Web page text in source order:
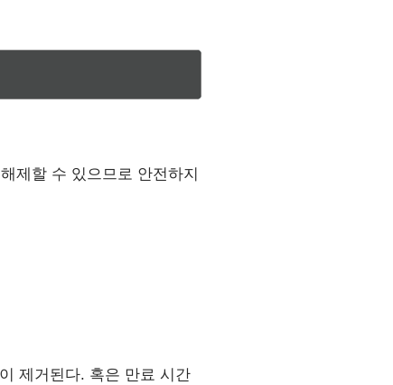
제할 수 있으므로 안전하지
제거된다. 혹은 만료 시간